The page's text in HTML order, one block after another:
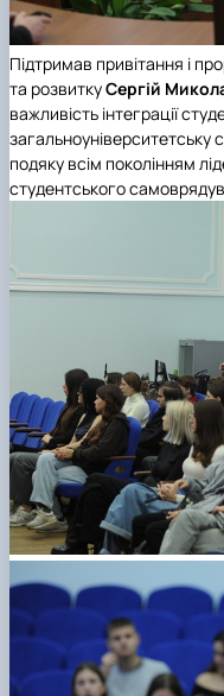
Підтримав привітання і
та розвиткуСергій
важливість інтеграції
загальноуніверситетську
подяку всім поколінням
студентського